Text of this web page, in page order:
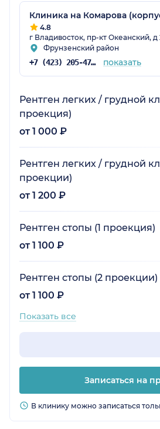
Клиника на Комарова
4.8
г Владивосток, пр-кт Океанский, д
Фрунзенский район
+7 (423) 205-47-83 показать
Рентген легких / грудной
проекция)
от 1 000 ₽
Рентген легких / грудной
проекции)
от 1 200 ₽
Рентген стопы (1 проекция)
от 1 100 ₽
Рентген стопы (2 проекции)
от 1 100 ₽
Показать все
Записаться на
В клинику можно записаться